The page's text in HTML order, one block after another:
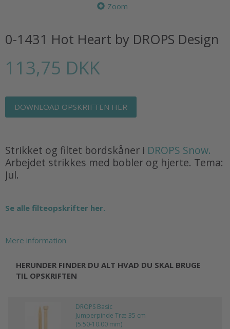
Zoom
0-1431 Hot Heart by DROPS Design
113,75 DKK
DOWNLOAD OPSKRIFTEN HER
Strikket og filtet bordskåner i DROPS Snow.
Arbejdet strikkes med bobler og hjerte. Tema:
Jul.
Se alle filteopskrifter her.
Mere information
HERUNDER FINDER DU ALT HVAD DU SKAL BRUGE
TIL OPSKRIFTEN
DROPS Basic
Jumperpinde Træ 35 cm
(5.50-10.00 mm)